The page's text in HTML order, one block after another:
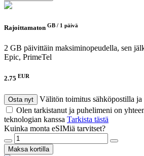
Rajoittamaton GB / 1 päivä
2 GB päivittäin maksiminopeudella, sen
Epic, PrimeTel
2.75 EUR
Osta nyt
Välitön toimitus sähköpostilla ja
Olen tarkistanut ja puhelimeni on
teknologian kanssa Tarkista tästä
Kuinka monta eSIMiä tarvitset?
Maksa kortilla